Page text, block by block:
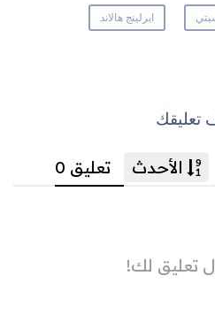
ايرلينج هالاند
تعليقك